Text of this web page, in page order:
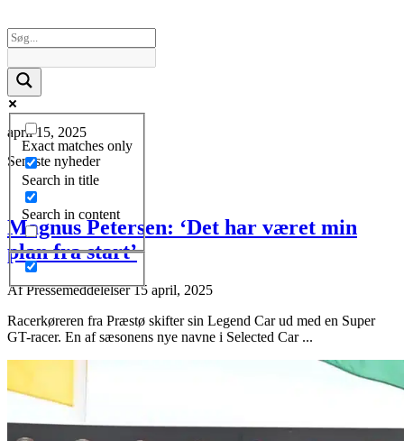
Exact matches only
Search in title
Search in content
april 15, 2025
Seneste nyheder
Magnus Petersen: ‘Det har været min
plan fra start’
AfPressemeddelelser15 april, 2025
Racerkøreren fra Præstø skifter sin Legend Car ud med en Super
GT-racer. En af sæsonens nye navne i Selected Car ...